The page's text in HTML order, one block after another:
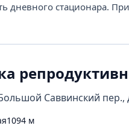
дневного стационара.
Саввинский пер.,
1094 м